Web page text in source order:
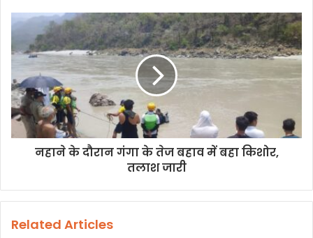
नहाने के दौरान गंगा के तेज बहाव में बहा किशोर,
तलाश जारी
Related Articles